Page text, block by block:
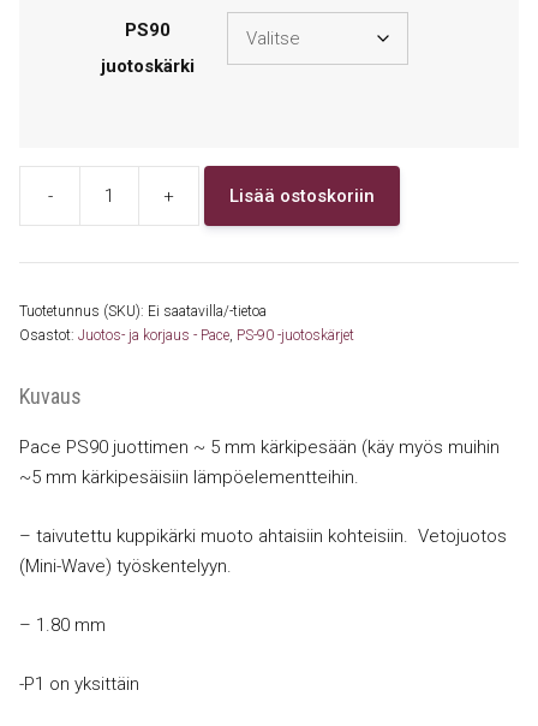
PS90
juotoskärki
-
1121-
PS90
Wave,
1.8
mm
+ Lisää ostoskoriin
Tuotetunnus (SKU): Ei saatavilla/-tietoa
Osastot: Juotos- ja korjaus - Pace, PS-90 -juotoskärjet
Kuvaus
Pace PS90 juottimen ~ 5 mm kärkipesään (käy myös muihin
~5 mm kärkipesäisiin lämpöelementteihin.
– taivutettu kuppikärki muoto ahtaisiin kohteisiin. Vetojuotos
(Mini-Wave) työskentelyyn.
– 1.80 mm
-P1 on yksittäin